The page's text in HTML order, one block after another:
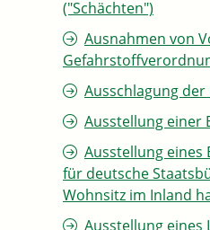
("Schächten")
Ausnahmen von
Ausschlagung
Ausstellung einer
Ausstellung eines
für deutsche
Wohnsitz im Inland
Ausstellung eines